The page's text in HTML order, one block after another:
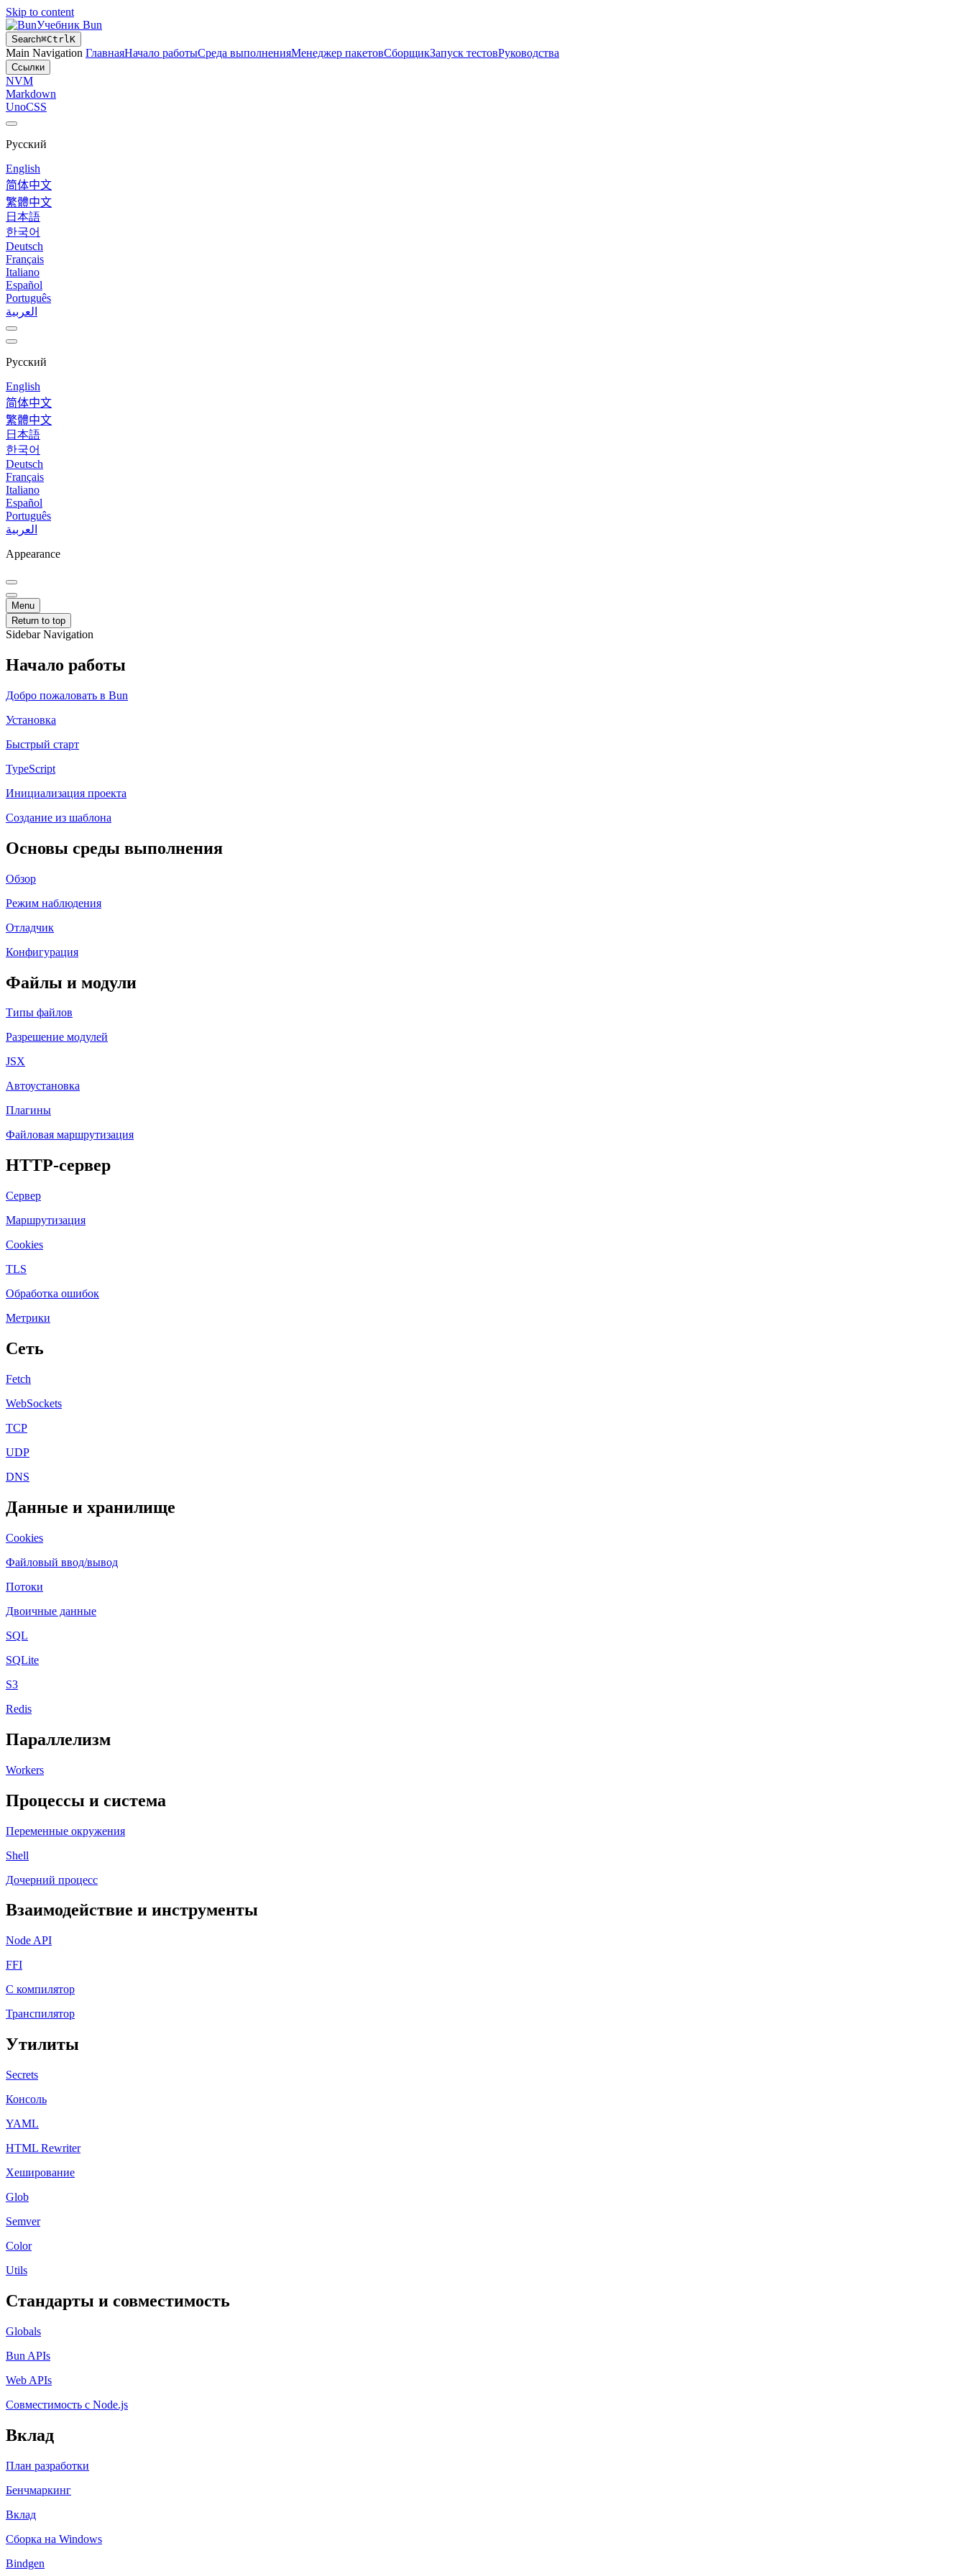
Skip to content
Учебник Bun
Search⌘CtrlK
Main Navigation ГлавнаяНачало работыСреда выполненияМенеджер пакетовСборщикЗапуск тестовРуководства
Ссылки
NVM
Markdown
UnoCSS
Русский
English
简体中文
繁體中文
日本語
한국어
Deutsch
Français
Italiano
Español
Português
العربية
Русский
English
简体中文
繁體中文
日本語
한국어
Deutsch
Français
Italiano
Español
Português
العربية
Appearance
Menu
Return to top
Sidebar Navigation
Начало работы
Добро пожаловать в Bun
Установка
Быстрый старт
TypeScript
Инициализация проекта
Создание из шаблона
Основы среды выполнения
Обзор
Режим наблюдения
Отладчик
Конфигурация
Файлы и модули
Типы файлов
Разрешение модулей
JSX
Автоустановка
Плагины
Файловая маршрутизация
HTTP-сервер
Сервер
Маршрутизация
Cookies
TLS
Обработка ошибок
Метрики
Сеть
Fetch
WebSockets
TCP
UDP
DNS
Данные и хранилище
Cookies
Файловый ввод/вывод
Потоки
Двоичные данные
SQL
SQLite
S3
Redis
Параллелизм
Workers
Процессы и система
Переменные окружения
Shell
Дочерний процесс
Взаимодействие и инструменты
Node API
FFI
C компилятор
Транспилятор
Утилиты
Secrets
Консоль
YAML
HTML Rewriter
Хеширование
Glob
Semver
Color
Utils
Стандарты и совместимость
Globals
Bun APIs
Web APIs
Совместимость с Node.js
Вклад
План разработки
Бенчмаркинг
Вклад
Сборка на Windows
Bindgen